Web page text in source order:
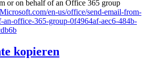
or on behalf of an Office 365 group
en-us/office/send-email-from-
an-office-365-group-0f4964af-aec6-484b-
kopieren